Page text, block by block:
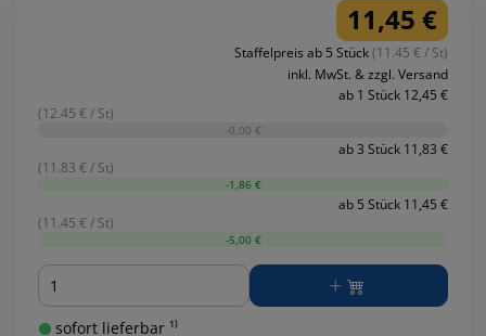
11,45 €
Staffelpreis ab 5 Stück(11.45 € / St)
inkl. MwSt. & zzgl. Versand
ab 1 Stück 12,45 €
(12.45 € / St)
-0,00 €
ab 3 Stück 11,83 €
(11.83 € / St)
-1,86 €
ab 5 Stück 11,45 €
(11.45 € / St)
-5,00 €
Menge
sofort lieferbar ¹⁾